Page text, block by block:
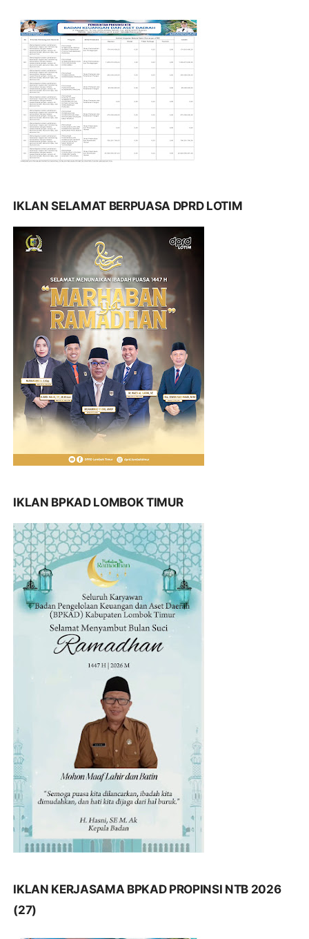
IKLAN SELAMAT BERPUASA DPRD LOTIM
IKLAN BPKAD LOMBOK TIMUR
IKLAN KERJASAMA BPKAD PROPINSI NTB 2026
(27)